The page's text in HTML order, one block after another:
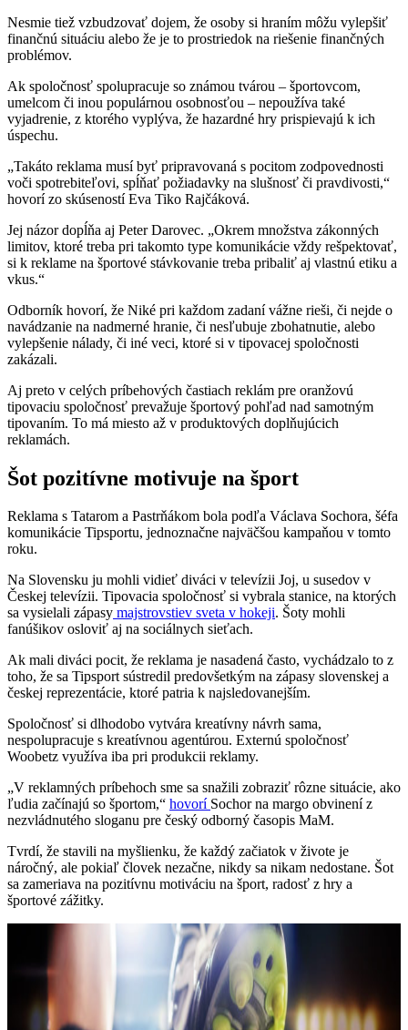
Nesmie tiež vzbudzovať dojem, že osoby si hraním môžu vylepšiť
finančnú situáciu alebo že je to prostriedok na riešenie finančných
problémov.
Ak spoločnosť spolupracuje so známou tvárou – športovcom,
umelcom či inou populárnou osobnosťou – nepoužíva také
vyjadrenie, z ktorého vyplýva, že hazardné hry prispievajú k ich
úspechu.
„Takáto reklama musí byť pripravovaná s pocitom zodpovednosti
voči spotrebiteľovi, spĺňať požiadavky na slušnosť či pravdivosti,“
hovorí zo skúseností Eva Tiko Rajčáková.
Jej názor dopĺňa aj Peter Darovec. „Okrem množstva zákonných
limitov, ktoré treba pri takomto type komunikácie vždy rešpektovať,
si k reklame na športové stávkovanie treba pribaliť aj vlastnú etiku a
vkus.“
Odborník hovorí, že Niké pri každom zadaní vážne rieši, či nejde o
navádzanie na nadmerné hranie, či nesľubuje zbohatnutie, alebo
vylepšenie nálady, či iné veci, ktoré si v tipovacej spoločnosti
zakázali.
Aj preto v celých príbehových častiach reklám pre oranžovú
tipovaciu spoločnosť prevažuje športový pohľad nad samotným
tipovaním. To má miesto až v produktových doplňujúcich
reklamách.
Šot pozitívne motivuje na šport
Reklama s Tatarom a Pastrňákom bola podľa Václava Sochora, šéfa
komunikácie Tipsportu, jednoznačne najväčšou kampaňou v tomto
roku.
Na Slovensku ju mohli vidieť diváci v televízii Joj, u susedov v
Českej televízii. Tipovacia spoločnosť si vybrala stanice, na ktorých
sa vysielali zápasy majstrovstiev sveta v hokeji. Šoty mohli
fanúšikov osloviť aj na sociálnych sieťach.
Ak mali diváci pocit, že reklama je nasadená často, vychádzalo to z
toho, že sa Tipsport sústredil predovšetkým na zápasy slovenskej a
českej reprezentácie, ktoré patria k najsledovanejším.
Spoločnosť si dlhodobo vytvára kreatívny návrh sama,
nespolupracuje s kreatívnou agentúrou. Externú spoločnosť
Woobetz využíva iba pri produkcii reklamy.
„V reklamných príbehoch sme sa snažili zobraziť rôzne situácie, ako
ľudia začínajú so športom,“ hovorí Sochor na margo obvinení z
nezvládnutého sloganu pre český odborný časopis MaM.
Tvrdí, že stavili na myšlienku, že každý začiatok v živote je
náročný, ale pokiaľ človek nezačne, nikdy sa nikam nedostane. Šot
sa zameriava na pozitívnu motiváciu na šport, radosť z hry a
športové zážitky.